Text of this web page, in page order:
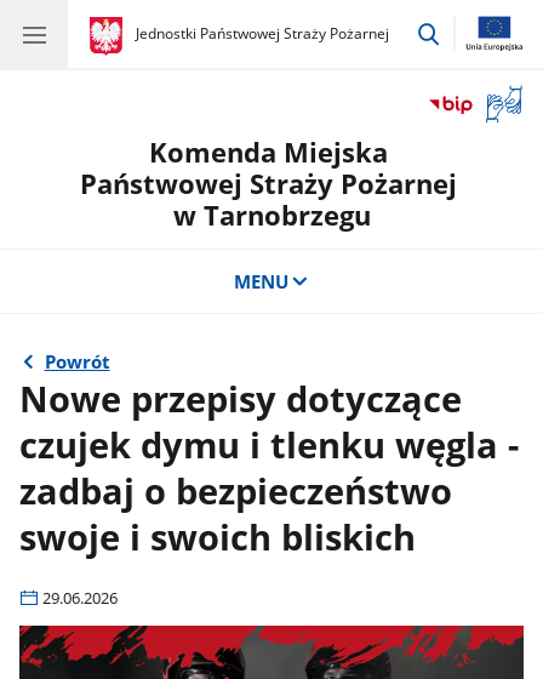
gov.pl
Jednostki Państwowej Straży Pożarnej
gov.pl
Jednostki
przejdź
okno
Komenda Miejska
Państwowej Straży Pożarnej
w Tarnobrzegu
MENU
Powrót
Nowe przepisy dotyczące
czujek dymu i tlenku węgla -
zadbaj o bezpieczeństwo
swoje i swoich bliskich
29.06.2026